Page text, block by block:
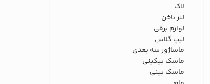
لاک
لنز ناخن
لوازم برقی
لیپ گلاس
ماساژور سه بعدی
ماسک بیکینی
ماسک بینی